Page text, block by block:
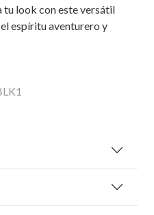
tu look con este versátil
espíritu aventurero y